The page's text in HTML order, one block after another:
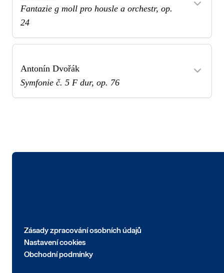
Fantazie g moll pro housle a orchestr, op.
24
Antonín Dvořák
Symfonie č. 5 F dur, op. 76
Zásady zpracování osobních údajů
Nastavení cookies
Obchodní podmínky